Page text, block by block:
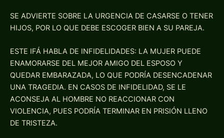
SE ADVIERTE SOBRE LA URGENCIA DE CASARSE O TENER
HIJOS, POR LO QUE DEBE ESCOGER BIEN A SU PAREJA.
ESTE IFÁ HABLA DE INFIDELIDADES: LA MUJER PUEDE
ENAMORARSE DEL MEJOR AMIGO DEL ESPOSO Y
QUEDAR EMBARAZADA, LO QUE PODRÍA DESENCADENAR
UNA TRAGEDIA. EN CASOS DE INFIDELIDAD, SE LE
ACONSEJA AL HOMBRE NO REACCIONAR CON
VIOLENCIA, PUES PODRÍA TERMINAR EN PRISIÓN LLENO
DE TRISTEZA.